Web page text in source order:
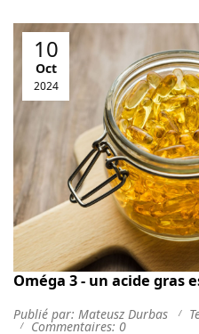
Oméga 3 - un acide gras
10
Oct
2024
Publié par: Mateusz Durbas
Commentaires: 0